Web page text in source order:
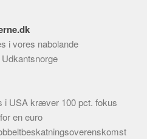
i vores nabolande
i USA kræver 100 pct. fokus
en euro